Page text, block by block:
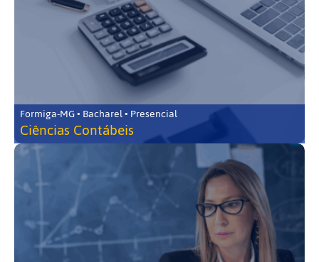
Formiga-MG • Bacharel • Presencial
Ciências Contábeis